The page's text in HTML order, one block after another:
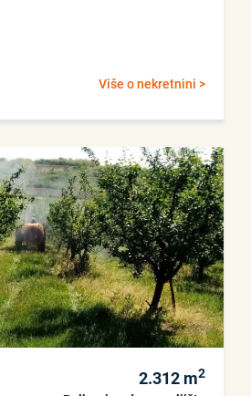
Više o nekretnini >
2.312 m2